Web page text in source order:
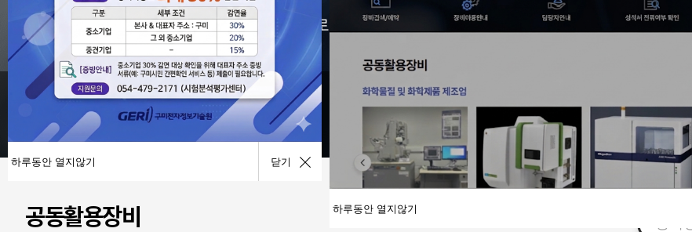
구미 미래 신산업 소재·부품 융합 얼라이언스로 지역의 중소 중견·기업의 경쟁력을 강화합니다.
장비검색/예약 장비이용안내 담당자안내 성적서 진위여부 확인
공동활용장비
하루동안 열지않기 닫기
하루동안 열지않기